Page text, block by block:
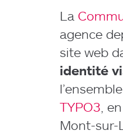
La
agence
site web
identité
TYPO3 ,
Mont-sur-